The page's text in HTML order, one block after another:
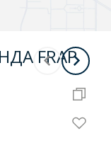
FRAP